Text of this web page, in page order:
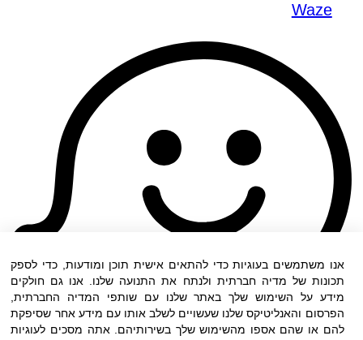
Waze
אנו משתמשים בעוגיות כדי להתאים אישית תוכן ומודעות, כדי לספק
תכונות של מדיה חברתית ולנתח את התנועה שלנו. אנו גם חולקים
מידע על השימוש שלך באתר שלנו עם שותפי המדיה החברתית,
הפרסום והאנליטיקס שלנו שעשויים לשלב אותו עם מידע אחר שסיפקת
להם או שהם אספו מהשימוש שלך בשירותיהם. אתה מסכים לעוגיות